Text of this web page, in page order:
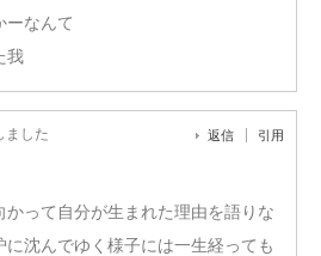
ーなんて
我
ました 返信 引用
って自分が生まれた理由を語りな
沈んでゆく様子には一生経っても